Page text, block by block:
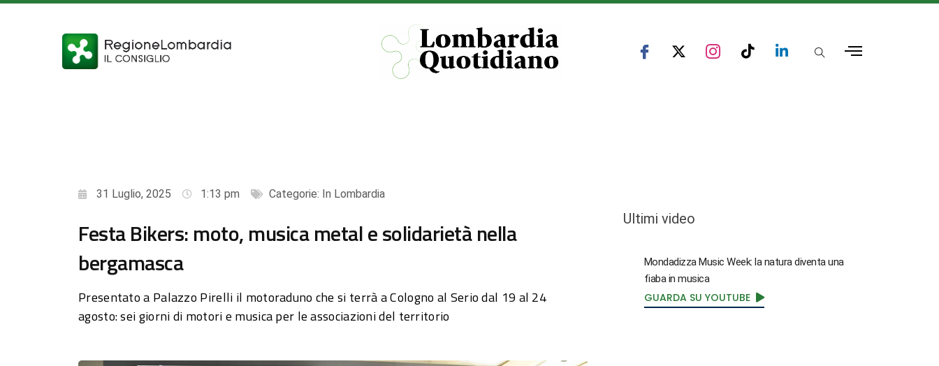
31 Luglio, 2025 1:13 pm Categorie: In Lombardia
Festa Bikers: moto, musica metal e solidarietà nella
bergamasca
Presentato a Palazzo Pirelli il motoraduno che si terrà a Cologno al Serio dal 19 al 24
agosto: sei giorni di motori e musica per le associazioni del territorio
Ultimi video
Mondadizza Music Week: la natura diventa una
fiaba in musica
GUARDA SU YOUTUBE